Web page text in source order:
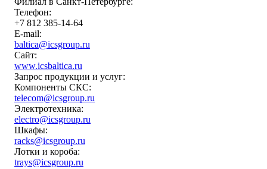
Телефон:
+7 812 385-14-64
E-mail:
baltica@icsgroup.ru
Сайт:
www.icsbaltica.ru
Запрос продукции и услуг:
Компоненты СКС:
telecom@icsgroup.ru
Электротехника:
electro@icsgroup.ru
Шкафы:
racks@icsgroup.ru
Лотки и короба:
trays@icsgroup.ru